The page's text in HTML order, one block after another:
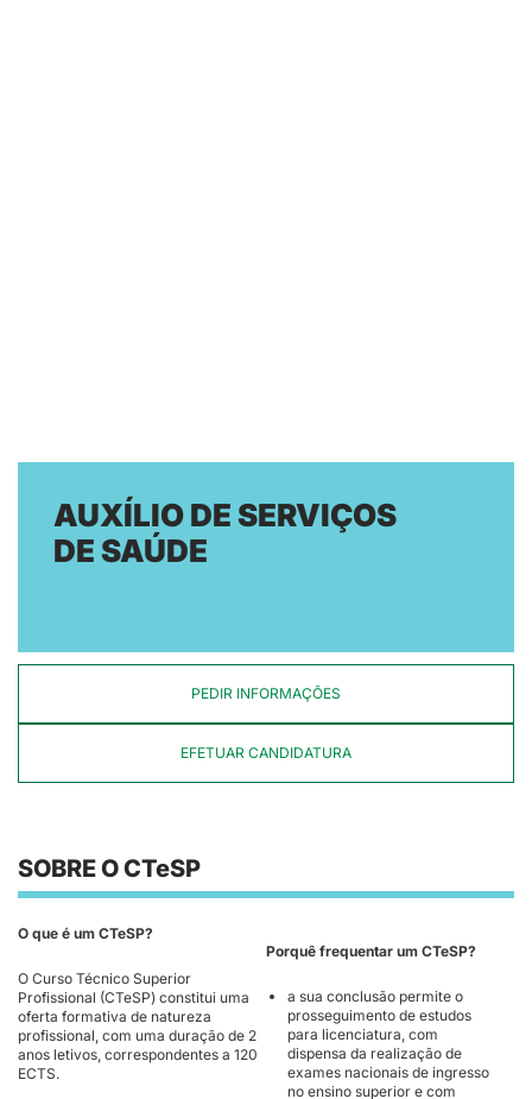
AUXÍLIO DE SERVIÇOS
DE SAÚDE
PEDIR INFORMAÇÕES
EFETUAR CANDIDATURA
SOBRE O CTeSP
O que é um CTeSP?
O Curso Técnico Superior
Profissional (CTeSP) constitui uma
oferta formativa de natureza
profissional, com uma duração de 2
anos letivos, correspondentes a 120
ECTS.
Porquê frequentar um CTeSP?
a sua conclusão permite o
prosseguimento de estudos
para licenciatura, com
dispensa da realização de
exames nacionais de ingresso
no ensino superior e com